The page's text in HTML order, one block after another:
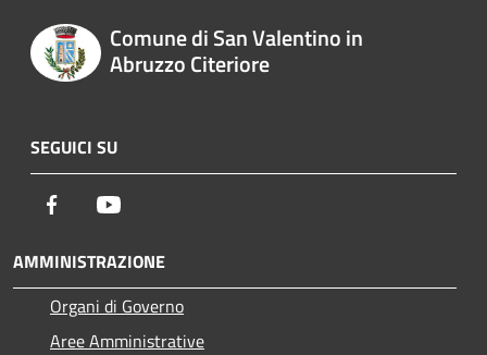
Comune di San Valentino in
Abruzzo Citeriore
SEGUICI SU
Facebook
AMMINISTRAZIONE
Organi di Governo
Aree Amministrative